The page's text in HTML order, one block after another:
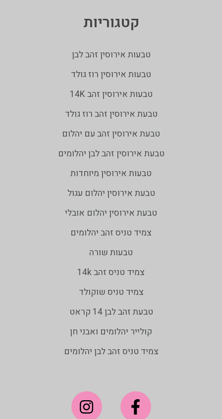
קטגוריות
טבעות אירוסין זהב לבן
טבעות אירוסין רוז גולד
טבעות אירוסין זהב 14K
טבעת אירוסין זהב רוז גולד
טבעת אירוסין זהב עם יהלום
טבעת אירוסין זהב לבן יהלומים
טבעות אירוסין מיוחדות
טבעת אירוסין יהלום עגול
טבעת אירוסין יהלום אובלי
צמיד טניס זהב יהלומים
טבעות שורה
צמיד טניס זהב 14k
צמיד טניס שוקולד
טבעת זהב לבן 14 קראט
קולייר יהלומים ואבני חן
צמיד טניס זהב לבן יהלומים